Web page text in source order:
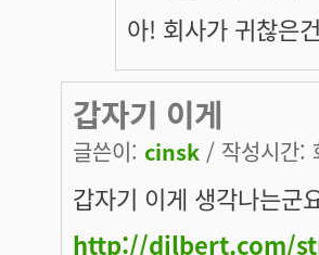
아! 회사가 귀찮은
갑자기 이게
글쓴이: cinsk / 작성시간:
갑자기 이게 생각나는군
http://dilbert.com/